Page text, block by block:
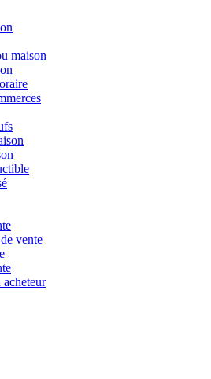
maison
vente